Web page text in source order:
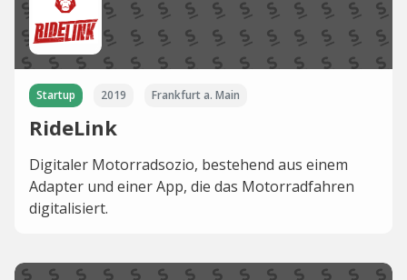
Startup 2019 Frankfurt a. Main
RideLink
Digitaler Motorradsozio, bestehend aus einem
Adapter und einer App, die das Motorradfahren
digitalisiert.